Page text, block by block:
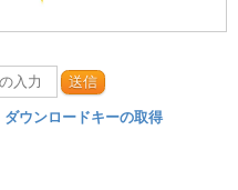
送信
ダウンロードキーの取得